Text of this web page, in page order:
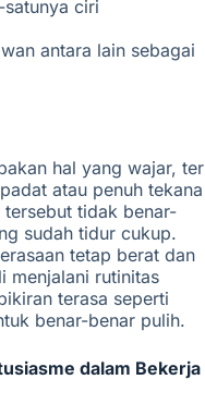
satunya ciri
antara lain sebagai
hal yang wajar, ter
atau penuh tekana
tersebut tidak benar-
sudah tidur cukup.
tetap berat dan
menjalani rutinitas
terasa seperti
benar-benar pulih.
dalam Bekerja